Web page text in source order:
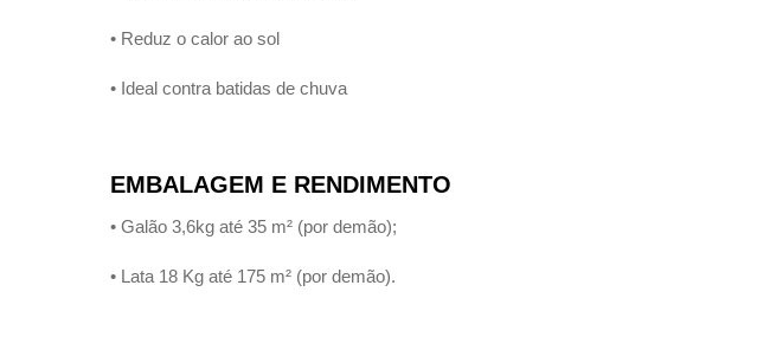
• Reduz o calor ao sol
• Ideal contra batidas de chuva
EMBALAGEM E RENDIMENTO
• Galão 3,6kg até 35 m² (por demão);
• Lata 18 Kg até 175 m² (por demão).